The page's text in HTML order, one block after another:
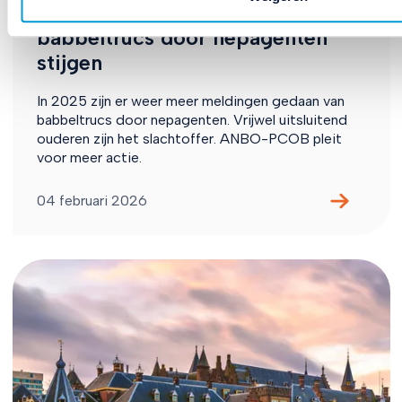
babbeltrucs door nepagenten
stijgen
In 2025 zijn er weer meer meldingen gedaan van
babbeltrucs door nepagenten. Vrijwel uitsluitend
ouderen zijn het slachtoffer. ANBO-PCOB pleit
voor meer actie.
04 februari 2026